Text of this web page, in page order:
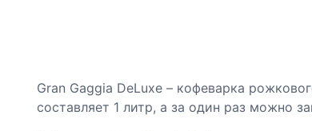
Gran Gaggia DeLuxe – кофеварка
составляет 1 литр, а за один раз можно